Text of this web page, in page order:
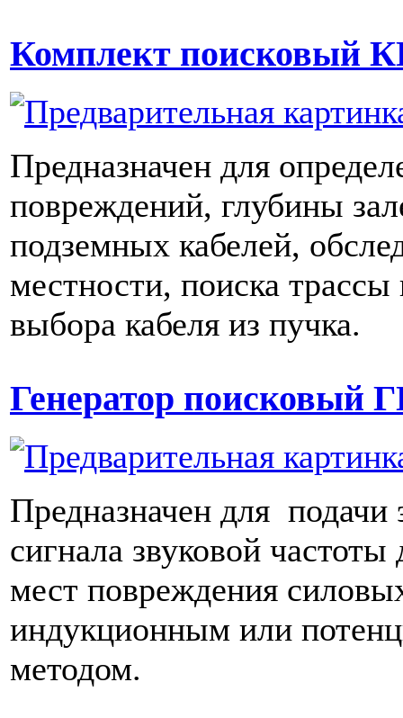
Комплект поисковый
Предназначен для
повреждений, глубины
подземных кабелей,
местности, поиска
выбора кабеля из пучка.
Генератор поисковый
Предназначен для подачи
сигнала звуковой частоты
мест повреждения
индукционным или
методом.